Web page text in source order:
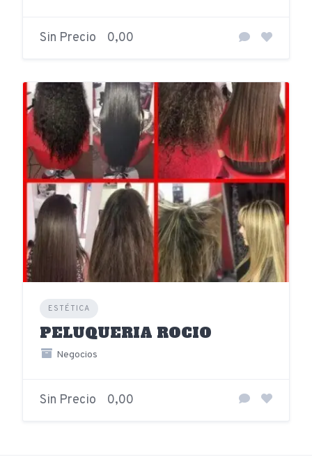
Sin Precio 0,00
ESTÉTICA
PELUQUERIA ROCIO
Negocios
Sin Precio 0,00